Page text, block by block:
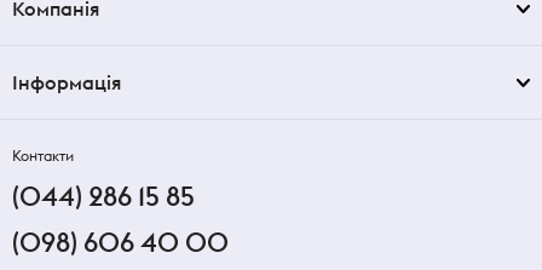
Компанія
Інформація
Контакти
(044) 286 15 85
(098) 606 40 00